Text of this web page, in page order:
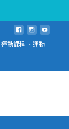
動課程 、運動